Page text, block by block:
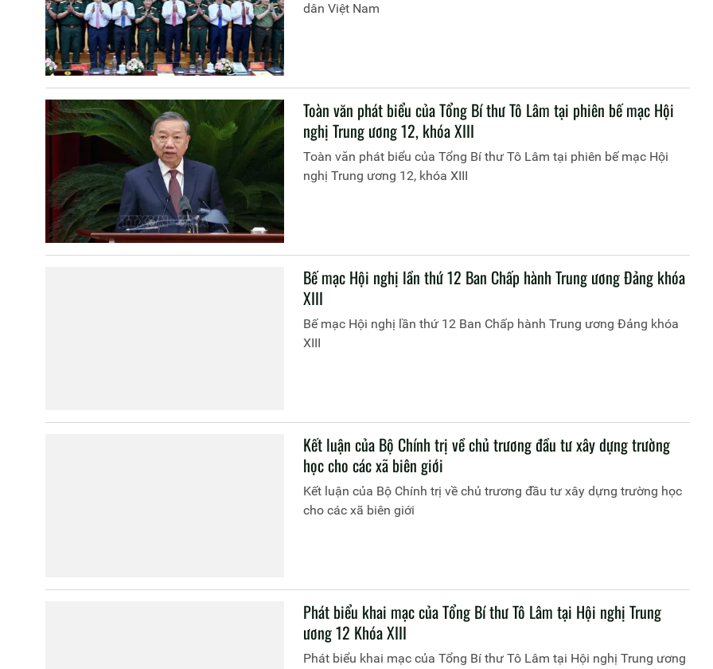
dân Việt Nam
Toàn văn phát biểu của Tổng Bí thư Tô Lâm tại phiên bế mạc Hội
nghị Trung ương 12, khóa XIII
Toàn văn phát biểu của Tổng Bí thư Tô Lâm tại phiên bế mạc Hội
nghị Trung ương 12, khóa XIII
Bế mạc Hội nghị lần thứ 12 Ban Chấp hành Trung ương Đảng khóa
XIII
Bế mạc Hội nghị lần thứ 12 Ban Chấp hành Trung ương Đảng khóa
XIII
Kết luận của Bộ Chính trị về chủ trương đầu tư xây dựng trường
học cho các xã biên giới
Kết luận của Bộ Chính trị về chủ trương đầu tư xây dựng trường học
cho các xã biên giới
Phát biểu khai mạc của Tổng Bí thư Tô Lâm tại Hội nghị Trung
ương 12 Khóa XIII
Phát biểu khai mạc của Tổng Bí thư Tô Lâm tại Hội nghị Trung ương